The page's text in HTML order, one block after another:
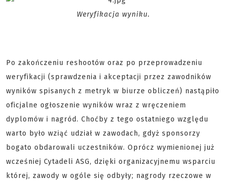
Weryfikacja wyniku.
Po zakończeniu reshootów oraz po przeprowadzeniu
weryfikacji (sprawdzenia i akceptacji przez zawodników
wyników spisanych z metryk w biurze obliczeń) nastąpiło
oficjalne ogłoszenie wyników wraz z wręczeniem
dyplomów i nagród. Choćby z tego ostatniego względu
warto było wziąć udział w zawodach, gdyż sponsorzy
bogato obdarowali uczestników. Oprócz wymienionej już
wcześniej Cytadeli ASG, dzięki organizacyjnemu wsparciu
której, zawody w ogóle się odbyły; nagrody rzeczowe w